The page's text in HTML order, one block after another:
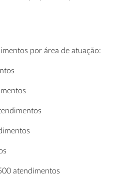
por área de atuação:
atendimentos